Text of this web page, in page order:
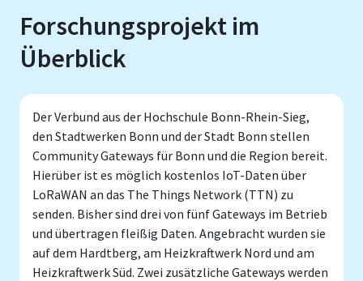
Forschungsprojekt im
Überblick
Der Verbund aus der Hochschule Bonn-Rhein-Sieg,
den Stadtwerken Bonn und der Stadt Bonn stellen
Community Gateways für Bonn und die Region bereit.
Hierüber ist es möglich kostenlos IoT-Daten über
LoRaWAN an das The Things Network (TTN) zu
senden. Bisher sind drei von fünf Gateways im Betrieb
und übertragen fleißig Daten. Angebracht wurden sie
auf dem Hardtberg, am Heizkraftwerk Nord und am
Heizkraftwerk Süd. Zwei zusätzliche Gateways werden